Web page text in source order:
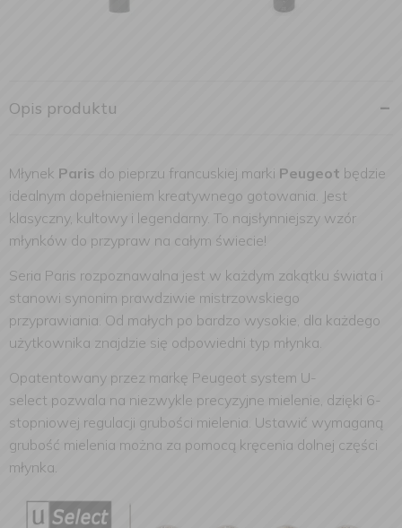
Opis produktu
Młynek Paris do pieprzu francuskiej marki Peugeot będzie
idealnym dopełnieniem kreatywnego gotowania. Jest
klasyczny, kultowy i legendarny. To najsłynniejszy wzór
młynków do przypraw na całym świecie!
Seria Paris rozpoznawalna jest w każdym zakątku świata i
stanowi synonim prawdziwie mistrzowskiego
przyprawiania. Od małych po bardzo wysokie, dla każdego
użytkownika znajdzie się odpowiedni typ młynka.
Opatentowany przez markę Peugeot system U-
select pozwala na niezwykle precyzyjne mielenie, dzięki 6-
stopniowej regulacji grubości mielenia. Ustawić wymaganą
grubość mielenia można za pomocą kręcenia dolnej części
młynka.